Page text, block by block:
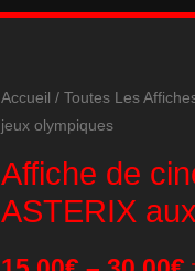
Accueil / Toutes Les
jeux olympiques
Affiche de
ASTERIX